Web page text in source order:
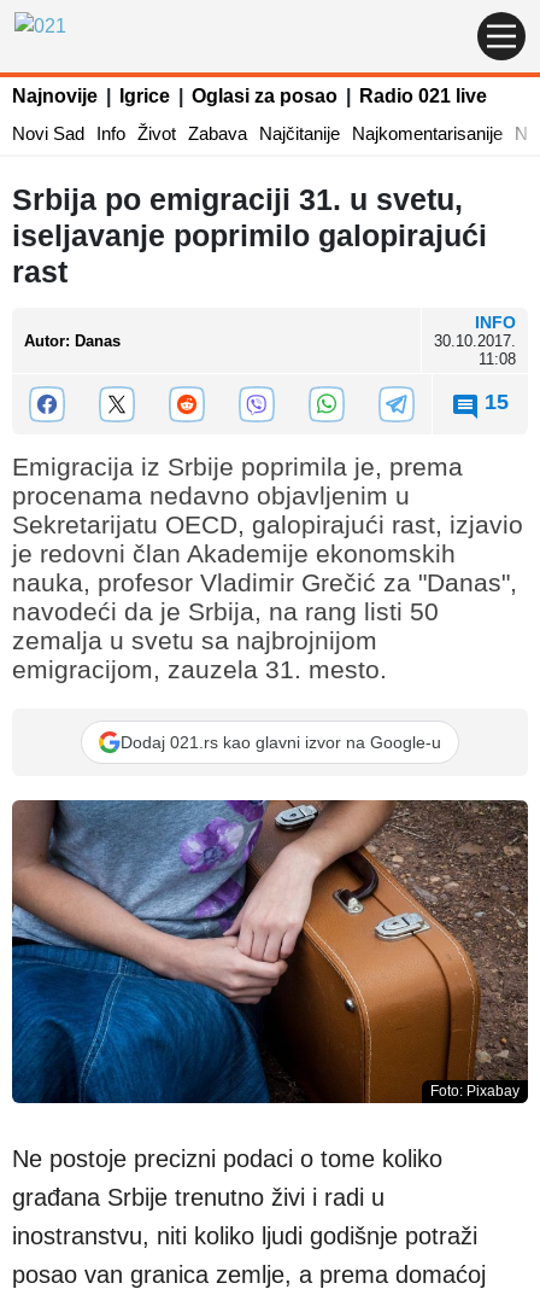
Najnovije Igrice Oglasi za posao
Radio 021 live
Novi Sad
Info Život Zabava Najčitanije Najkomentarisanije
Srbija po emigraciji 31. u svetu,
iseljavanje poprimilo galopirajući
rast
Autor: Danas
INFO
30.10.2017.
11:08
15
Emigracija iz Srbije poprimila je, prema
procenama nedavno objavljenim u
Sekretarijatu OECD, galopirajući rast, izjavio
je redovni član Akademije ekonomskih
nauka, profesor Vladimir Grečić za "Danas",
navodeći da je Srbija, na rang listi 50
zemalja u svetu sa najbrojnijom
emigracijom, zauzela 31. mesto.
Dodaj 021.rs kao glavni izvor na Google-u
Foto: Pixabay
Ne postoje precizni podaci o tome koliko
građana Srbije trenutno živi i radi u
inostranstvu, niti koliko ljudi godišnje potraži
posao van granica zemlje, a prema domaćoj